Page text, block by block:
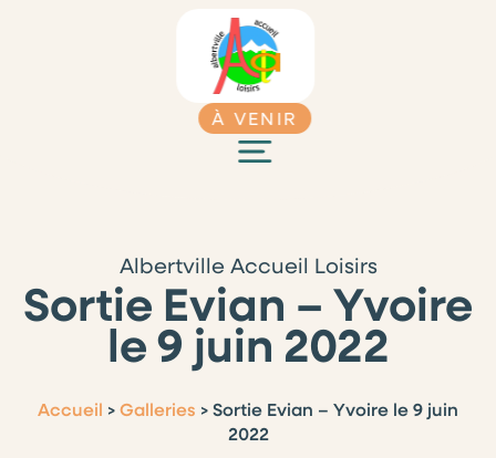
À VENIR
Albertville Accueil Loisirs
Sortie Evian – Yvoire
le 9 juin 2022
Accueil >Galleries >Sortie Evian – Yvoire le 9 juin
2022